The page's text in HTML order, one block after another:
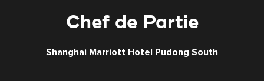
Chef de Partie
Shanghai Marriott Hotel Pudong South